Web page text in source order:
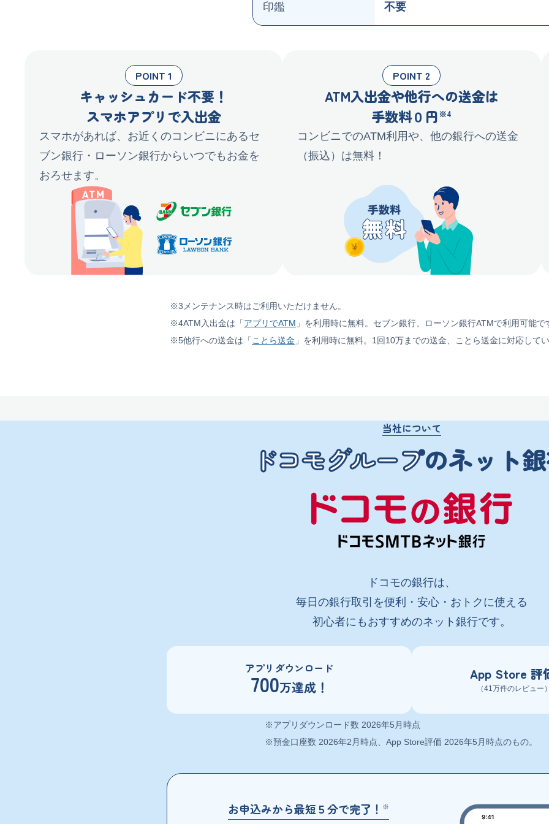
印鑑 不要
POINT 1
キャッシュカード不要！
スマホアプリで入出金
スマホがあれば、お近くのコンビニにあるセ
ブン銀行・ローソン銀行からいつでもお金を
おろせます。
POINT 2
ATM入出金や他行への送金は
手数料０円 ※4
コンビニでのATM利用や、他の銀行への送金
（振込）は無料！
※3 メンテナンス時はご利用いただけません。
※4ATM入出金は「アプリでATM 」を利用時に無料。セブン銀行、ローソン銀行ATMで利用可能
※5他行への送金は「 ことら送金 」を利用時に無料。1回10万までの送金、ことら送金に対応して
当社について
ドコモグループのネット
ドコモの銀行は、
毎日の銀行取引を便利・安心・おトクに使える
初心者にもおすすめのネット銀行です。
アプリダウンロード
700万達成！
App Store 評
（41万件のレビュー
※アプリダウンロード数 2026年5月時点
※預金口座数 2026年2月時点、App Store評価 2026年5月時点のもの。
お申込みから最短５分で完了！ ※